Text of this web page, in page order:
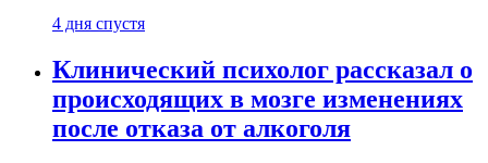
4 дня спустя
Клинический психолог рассказал о
происходящих в мозге изменениях
после отказа от алкоголя